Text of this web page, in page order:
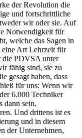
der Revolution die
und fortschrittliche
wir oder sie. Auf
Notwendigkeit für
welche das Sagen in
eine Art Lehrzeit für
die PDVSA unter
fähig sind, sie zu
gesagt haben, dass
für uns: Wenn wir
6.000 Techniker
dann sein,
Und drittens ist es
und in diesem
der Unternehmen,